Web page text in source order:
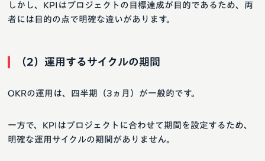
しかし、KPIはプロジェクトの目標達成が目的であるため、両
者には目的の点で明確な違いがあります。
（2）運用するサイクルの期間
OKRの運用は、四半期（3ヵ月）が一般的です。
一方で、KPIはプロジェクトに合わせて期間を設定するため、
明確な運用サイクルの期間がありません。